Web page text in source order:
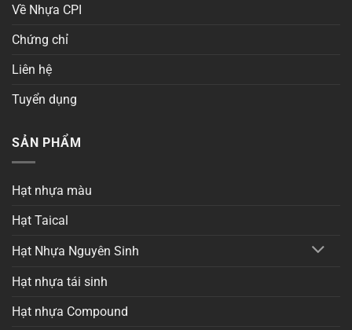
Về Nhựa CPI
Chứng chỉ
Liên hệ
Tuyển dụng
SẢN PHẨM
Hạt nhựa màu
Hạt Taical
Hạt Nhựa Nguyên Sinh
Hạt nhựa tái sinh
Hạt nhựa Compound